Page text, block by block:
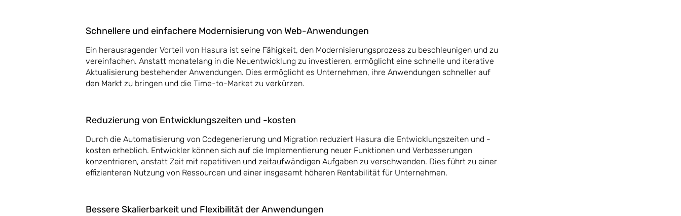
Schnellere und einfachere Modernisierung von Web-Anwendungen
Ein herausragender Vorteil von Hasura ist seine Fähigkeit, den Modernisierungsprozess zu beschleunigen und zu
vereinfachen. Anstatt monatelang in die Neuentwicklung zu investieren, ermöglicht eine schnelle und iterative
Aktualisierung bestehender Anwendungen. Dies ermöglicht es Unternehmen, ihre Anwendungen schneller auf
den Markt zu bringen und die Time-to-Market zu verkürzen.
Reduzierung von Entwicklungszeiten und -kosten
Durch die Automatisierung von Codegenerierung und Migration reduziert Hasura die Entwicklungszeiten und -
kosten erheblich. Entwickler können sich auf die Implementierung neuer Funktionen und Verbesserungen
konzentrieren, anstatt Zeit mit repetitiven und zeitaufwändigen Aufgaben zu verschwenden. Dies führt zu einer
effizienteren Nutzung von Ressourcen und einer insgesamt höheren Rentabilität für Unternehmen.
Bessere Skalierbarkeit und Flexibilität der Anwendungen